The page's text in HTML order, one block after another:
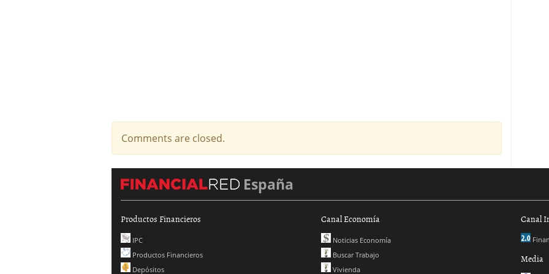
Comments are closed.
España
Productos Financieros
IPC
Productos Financieros
Depósitos
Canal Economía
Noticias Economía
Buscar Trabajo
Vivienda
Canal
Media